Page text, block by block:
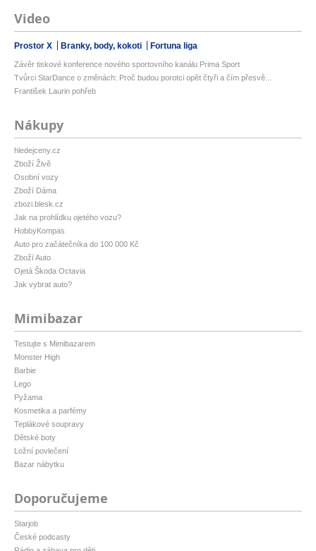
Video
Prostor X Branky, body, kokoti Fortuna liga
Závěr tiskové konference nového sportovního kanálu Prima Sport
Tvůrci StarDance o změnách: Proč budou porotci opět čtyři a čím přesvě...
František Laurin pohřeb
Nákupy
hledejceny.cz
Zboží Živě
Osobní vozy
Zboží Dáma
zbozi.blesk.cz
Jak na prohlídku ojetého vozu?
HobbyKompas
Auto pro začátečníka do 100 000 Kč
Zboží Auto
Ojetá Škoda Octavia
Jak vybrat auto?
Mimibazar
Testujte s Mimibazarem
Monster High
Barbie
Lego
Pyžama
Kosmetika a parfémy
Teplákové soupravy
Dětské boty
Ložní povlečení
Bazar nábytku
Doporučujeme
Starjob
České podcasty